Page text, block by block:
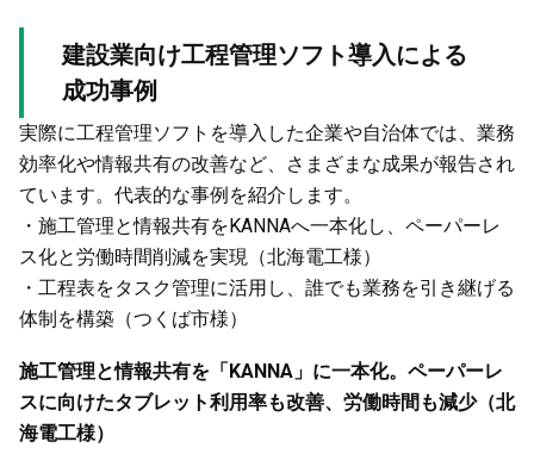
建設業向け工程管理ソフト導入による
成功事例
実際に工程管理ソフトを導入した企業や自治体では、業務
効率化や情報共有の改善など、さまざまな成果が報告され
ています。代表的な事例を紹介します。
・施工管理と情報共有をKANNAへ一本化し、ペーパーレ
ス化と労働時間削減を実現（北海電工様）
・工程表をタスク管理に活用し、誰でも業務を引き継げる
体制を構築（つくば市様）
施工管理と情報共有を「KANNA」に一本化。ペーパーレ
スに向けたタブレット利用率も改善、労働時間も減少（北
海電工様）